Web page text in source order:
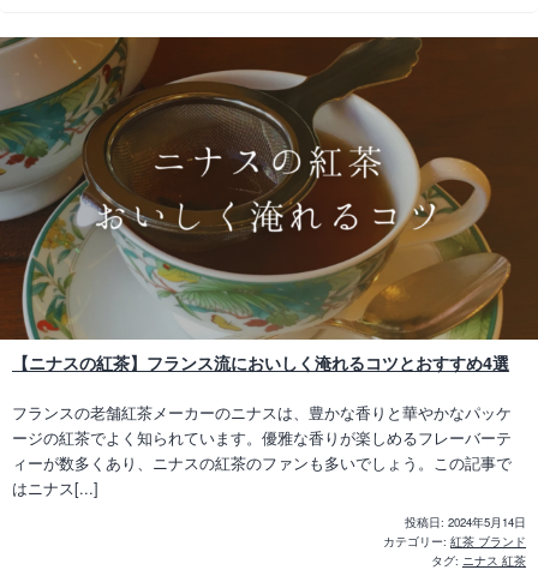
【ニナスの紅茶】フランス流においしく淹れるコツとおすすめ4選
フランスの老舗紅茶メーカーのニナスは、豊かな香りと華やかなパッケ
ージの紅茶でよく知られています。優雅な香りが楽しめるフレーバーテ
ィーが数多くあり、ニナスの紅茶のファンも多いでしょう。この記事で
はニナス[...]
投稿日: 2024年5月14日
カテゴリー: 紅茶 ブランド
タグ: ニナス 紅茶